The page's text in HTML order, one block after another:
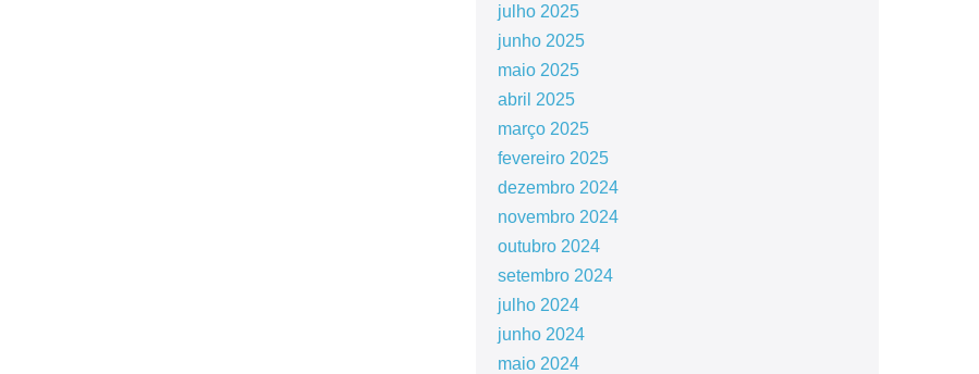
julho 2025
junho 2025
maio 2025
abril 2025
março 2025
fevereiro 2025
dezembro 2024
novembro 2024
outubro 2024
setembro 2024
julho 2024
junho 2024
maio 2024